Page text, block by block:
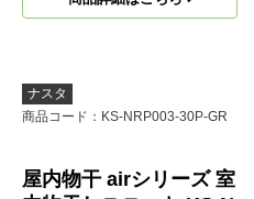
内物干しユニット KS-N
RP003-17P-GR
商品詳細はこちら